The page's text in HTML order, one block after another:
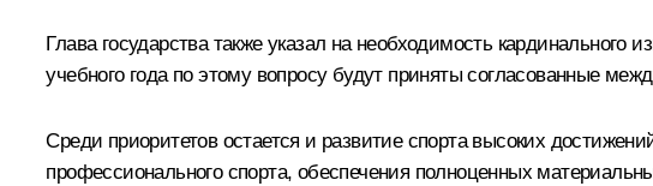
Глава государства также указал на необходимость
учебного года по этому вопросу будут приняты согласованные
Среди приоритетов остается и развитие спорта высоких
профессионального спорта, обеспечения полноценных